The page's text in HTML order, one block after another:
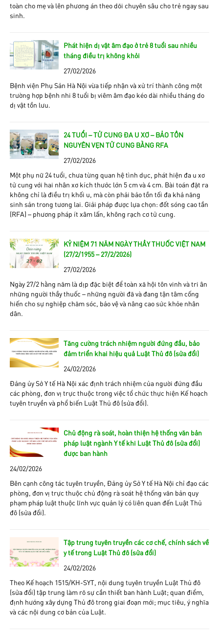
toàn cho mẹ và lên phương án theo dõi chuyên sâu cho trẻ ngay sau
sinh.
Phát hiện dị vật âm đạo ở trẻ 8 tuổi sau nhiều
tháng điều trị không khỏi
27/02/2026
Bệnh viện Phụ Sản Hà Nội vừa tiếp nhận và xử trí thành công một
trường hợp bệnh nhi 8 tuổi bị viêm âm đạo kéo dài nhiều tháng do
dị vật tồn lưu.
24 TUỔI – TỬ CUNG ĐA U XƠ – BẢO TỒN
NGUYÊN VẸN TỬ CUNG BẰNG RFA
27/02/2026
Một phụ nữ 24 tuổi, chưa từng quan hệ tình dục, phát hiện đa u xơ
tử cung với hai nhân xơ kích thước lớn 5 cm và 4 cm. Bài toán đặt ra
không chỉ là điều trị khối u, mà còn phải bảo tồn tối đa khả năng
sinh sản trong tương lai. Giải pháp được lựa chọn: đốt sóng cao tần
(RFA) – phương pháp ít xâm lấn, không rạch cơ tử cung.
KỶ NIỆM 71 NĂM NGÀY THẦY THUỐC VIỆT NAM
(27/2/1955 – 27/2/2026)
27/02/2026
Ngày 27/2 hằng năm là dịp đặc biệt để toàn xã hội tôn vinh và tri ân
những người thầy thuốc – những người đã và đang tận tâm cống
hiến cho sự nghiệp chăm sóc, bảo vệ và nâng cao sức khỏe nhân
dân.
Tăng cường trách nhiệm người đứng đầu, bảo
đảm triển khai hiệu quả Luật Thủ đô (sửa đổi)
24/02/2026
Đảng ủy Sở Y tế Hà Nội xác định trách nhiệm của người đứng đầu
các phòng, đơn vị trực thuộc trong việc tổ chức thực hiện Kế hoạch
tuyên truyền và phổ biến Luật Thủ đô (sửa đổi).
Chủ động rà soát, hoàn thiện hệ thống văn bản
pháp luật ngành Y tế khi Luật Thủ đô (sửa đổi)
được ban hành
24/02/2026
Bên cạnh công tác tuyên truyền, Đảng ủy Sở Y tế Hà Nội chỉ đạo các
phòng, đơn vị trực thuộc chủ động rà soát hệ thống văn bản quy
phạm pháp luật thuộc lĩnh vực quản lý có liên quan đến Luật Thủ
đô (sửa đổi).
Tập trung tuyên truyền các cơ chế, chính sách về
y tế trong Luật Thủ đô (sửa đổi)
24/02/2026
Theo Kế hoạch 1515/KH-SYT, nội dung tuyên truyền Luật Thủ đô
(sửa đổi) tập trung làm rõ sự cần thiết ban hành Luật; quan điểm,
định hướng xây dựng Thủ đô trong giai đoạn mới; mục tiêu, ý nghĩa
và các nội dung cơ bản của Luật.